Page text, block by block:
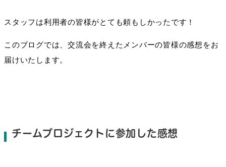
スタッフは利用者の皆様がとても頼もしかったです！
このブログでは、交流会を終えたメンバーの皆様の感想をお
届けいたします。
チームプロジェクトに参加した感想